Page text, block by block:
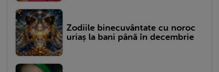
Zodiile binecuvântate cu noroc
uriaș la bani până în decembrie